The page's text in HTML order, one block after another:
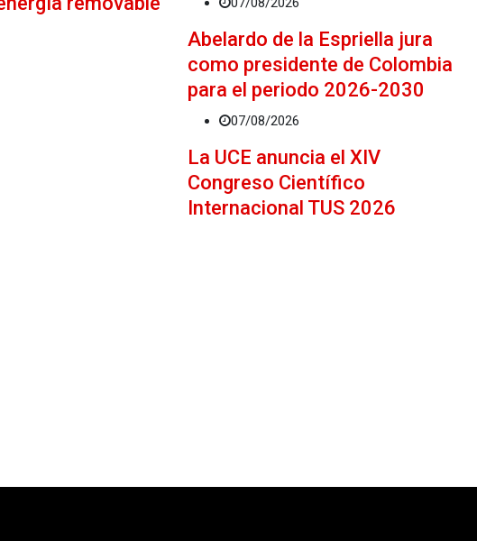
Abelardo de la Espriella jura
como presidente de Colombia
para el periodo 2026-2030
07/08/2026
La UCE anuncia el XIV
Congreso Científico
Internacional TUS 2026